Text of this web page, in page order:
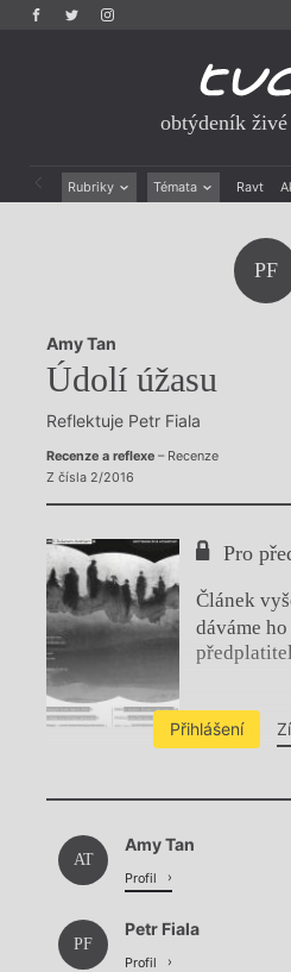
obtýdeník
Rubriky Témata Ravt
Rozhovory
Dokument
Výroční ceny
PF
Amy Tan
Údolí úžasu
Reflektuje Petr Fiala
Recenze a reflexe– Recenze
Z čísla 2/2016
Pro
Článek
dáváme
Přihlášení
AT
Amy Tan
Profil
PF
Petr Fiala
Profil